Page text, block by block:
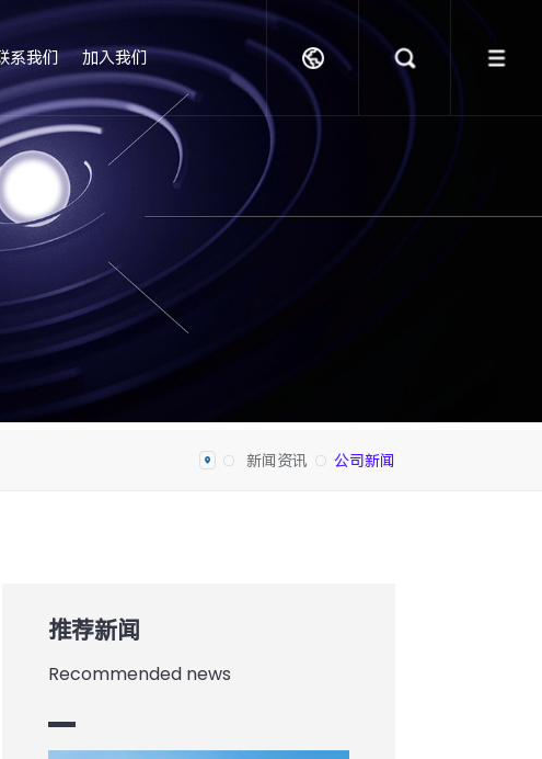
系我们 加入我们
新闻资讯 公司新闻
推荐新闻
Recommended news